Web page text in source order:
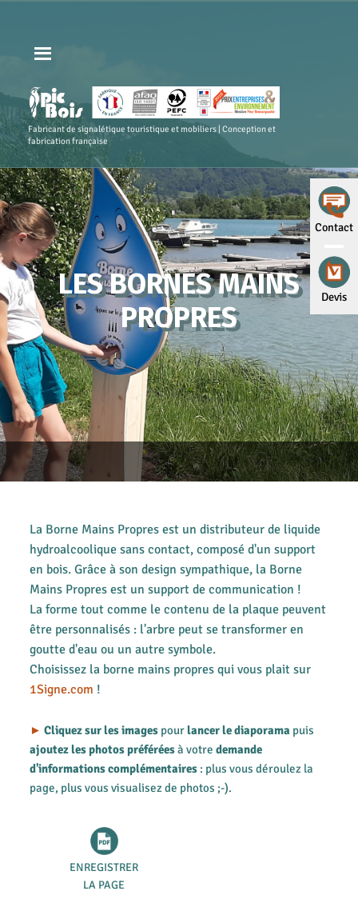
Contact
Devis
Fabricant de signalétique touristique et mobiliers | Conception et
fabrication française
LES BORNES MAINS
PROPRES
La Borne Mains Propres est un distributeur de liquide
hydroalcoolique sans contact, composé d'un support
en bois. Grâce à son design sympathique, la Borne
Mains Propres est un support de communication !
La forme tout comme le contenu de la plaque peuvent
être personnalisés : l'arbre peut se transformer en
goutte d'eau ou un autre symbole.
Choisissez la borne mains propres qui vous plait sur
1Signe.com !
► Cliquez sur les imagespourlancer le diaporama puis
ajoutez les photos préféréesà votre demande
d'informations complémentaires: plus vous déroulez la
page, plus vous visualisez de photos ;-).
ENREGISTRER
LA PAGE